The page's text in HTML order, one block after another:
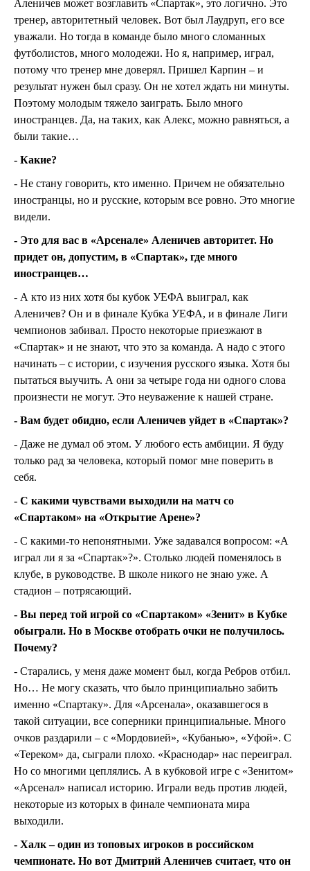
Аленичев может возглавить «Спартак», это логично. Это
тренер, авторитетный человек. Вот был Лаудруп, его все
уважали. Но тогда в команде было много сломанных
футболистов, много молодежи. Но я, например, играл,
потому что тренер мне доверял. Пришел Карпин – и
результат нужен был сразу. Он не хотел ждать ни минуты.
Поэтому молодым тяжело заиграть. Было много
иностранцев. Да, на таких, как Алекс, можно равняться, а
были такие…
- Какие?
- Не стану говорить, кто именно. Причем не обязательно
иностранцы, но и русские, которым все ровно. Это многие
видели.
- Это для вас в «Арсенале» Аленичев авторитет. Но
придет он, допустим, в «Спартак», где много
иностранцев…
- А кто из них хотя бы кубок УЕФА выиграл, как
Аленичев? Он и в финале Кубка УЕФА, и в финале Лиги
чемпионов забивал. Просто некоторые приезжают в
«Спартак» и не знают, что это за команда. А надо с этого
начинать – с истории, с изучения русского языка. Хотя бы
пытаться выучить. А они за четыре года ни одного слова
произнести не могут. Это неуважение к нашей стране.
- Вам будет обидно, если Аленичев уйдет в «Спартак»?
- Даже не думал об этом. У любого есть амбиции. Я буду
только рад за человека, который помог мне поверить в
себя.
- С какими чувствами выходили на матч со
«Спартаком» на «Открытие Арене»?
- С какими-то непонятными. Уже задавался вопросом: «А
играл ли я за «Спартак»?». Столько людей поменялось в
клубе, в руководстве. В школе никого не знаю уже. А
стадион – потрясающий.
- Вы перед той игрой со «Спартаком» «Зенит» в Кубке
обыграли. Но в Москве отобрать очки не получилось.
Почему?
- Старались, у меня даже момент был, когда Ребров отбил.
Но… Не могу сказать, что было принципиально забить
именно «Спартаку». Для «Арсенала», оказавшегося в
такой ситуации, все соперники принципиальные. Много
очков раздарили – с «Мордовией», «Кубанью», «Уфой». С
«Тереком» да, сыграли плохо. «Краснодар» нас переиграл.
Но со многими цеплялись. А в кубковой игре с «Зенитом»
«Арсенал» написал историю. Играли ведь против людей,
некоторые из которых в финале чемпионата мира
выходили.
- Халк – один из топовых игроков в российском
чемпионате. Но вот Дмитрий Аленичев считает, что он